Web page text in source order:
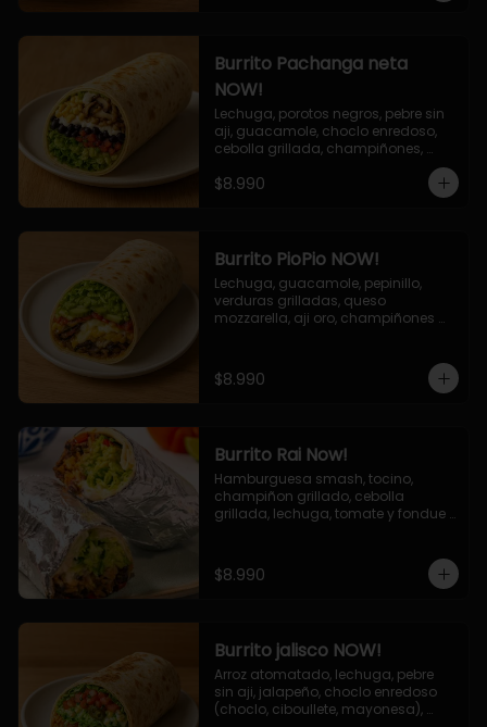
Burrito Pachanga neta
NOW!
Lechuga, porotos negros, pebre sin
aji, guacamole, choclo enredoso,
cebolla grillada, champiñones,
$8.990
Burrito PioPio NOW!
Lechuga, guacamole, pepinillo,
verduras grilladas, queso
mozzarella, aji oro, champiñones
$8.990
Burrito Rai Now!
Hamburguesa smash, tocino,
champiñon grillado, cebolla
grillada, lechuga, tomate y fondue
$8.990
Burrito jalisco NOW!
Arroz atomatado, lechuga, pebre
sin aji, jalapeño, choclo enredoso
(choclo, ciboullete, mayonesa),